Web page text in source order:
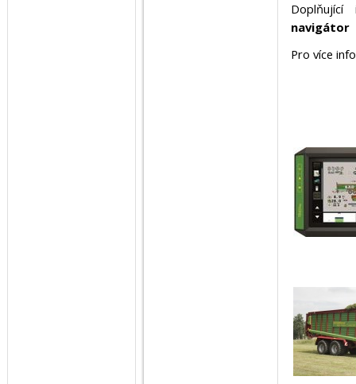
navigátor
Pro více